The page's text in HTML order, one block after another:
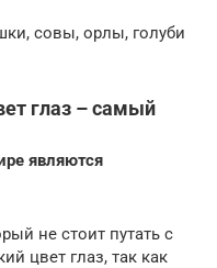
совы, орлы, голуби
глаз – самый
являются
не стоит путать с
цвет глаз, так как